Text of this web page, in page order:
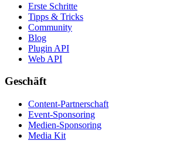
Erste Schritte
Tipps & Tricks
Community
Blog
Plugin API
Web API
Geschäft
Content-Partnerschaft
Event-Sponsoring
Medien-Sponsoring
Media Kit